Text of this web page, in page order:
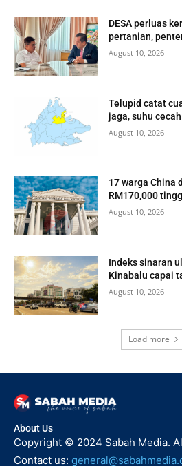
DESA perluas
pertanian,
August 10, 2026
Telupid catat
jaga, suhu
August 10, 2026
17 warga China
RM170,000
August 10, 2026
Indeks sinaran
Kinabalu capai
August 10, 2026
Load more
About Us
Copyright © 2024 Sabah Media.
Contact us: